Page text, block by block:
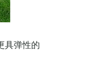
具弹性的